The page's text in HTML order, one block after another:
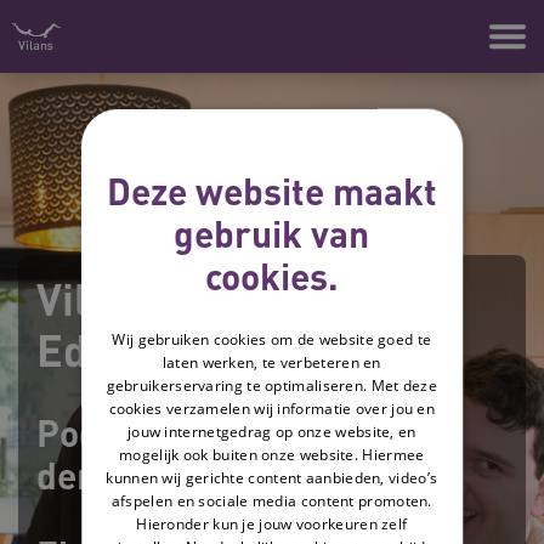
Naar hoofdinhoud
Naar footer
Vilans magazine -
Editie najaar 2023
Podcast met nieuwe
denkbeelden
Deze website maakt
gebruik van
cookies.
Wij gebruiken cookies om de website goed te
laten werken, te verbeteren en
gebruikerservaring te optimaliseren. Met deze
cookies verzamelen wij informatie over jou en
jouw internetgedrag op onze website, en
mogelijk ook buiten onze website. Hiermee
kunnen wij gerichte content aanbieden, video’s
afspelen en sociale media content promoten.
Hieronder kun je jouw voorkeuren zelf